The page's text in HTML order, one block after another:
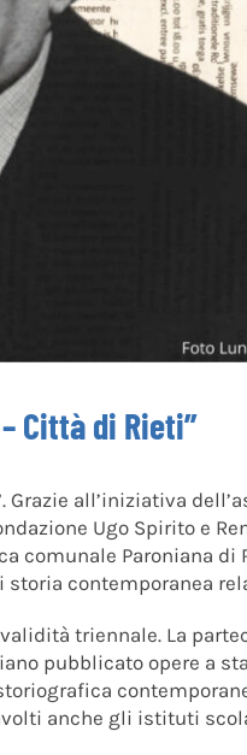
Città di Rieti”
Grazie all’iniziativa
Ugo Spirito e
comunale Paroniana di
contemporanea
triennale. La
pubblicato opere a
anche gli istituti